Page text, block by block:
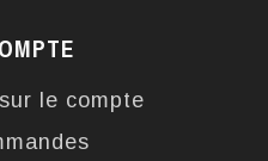
le compte